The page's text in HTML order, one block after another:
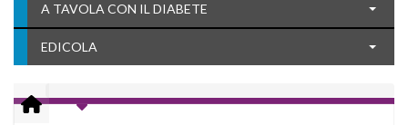
A TAVOLA CON IL DIABETE
EDICOLA